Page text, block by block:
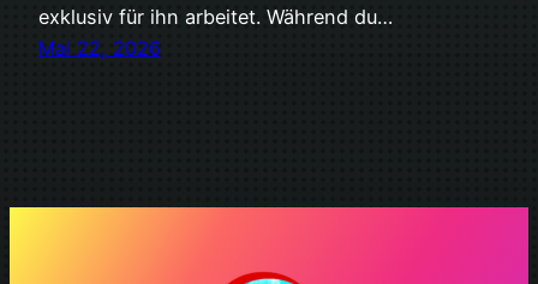
exklusiv für ihn arbeitet. Während du…
Mai 22, 2026